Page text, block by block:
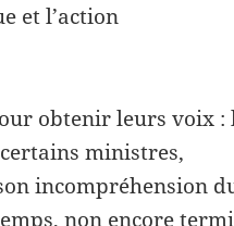
et l’action
obtenir leurs voix :
ministres,
incompréhension
non encore